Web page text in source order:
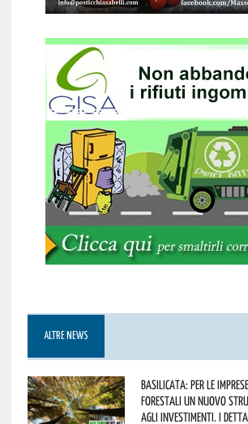
ALTRE NEWS
Basilicata: per le
forestali un nuovo
agli investimenti. I